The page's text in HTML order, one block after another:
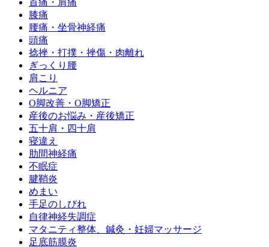
首痛・肩痛
膝痛
腰痛・坐骨神経痛
頭痛
捻挫・打撲・挫傷・肉離れ
ぎっくり腰
肩こり
ヘルニア
O脚改善・O脚矯正
産後のお悩み・産後矯正
五十肩・四十肩
寝違え
肋間神経痛
不眠症
腱鞘炎
めまい
手足のしびれ
自律神経失調症
マタニティ整体、鍼灸・妊婦マッサージ
足底筋膜炎